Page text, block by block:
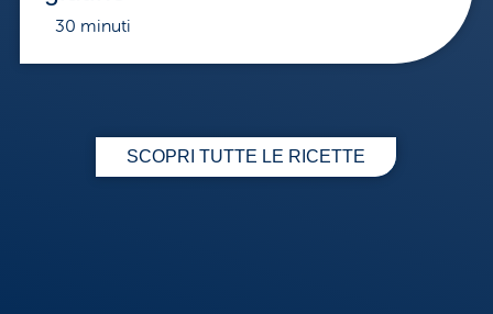
30 minuti
SCOPRI TUTTE LE RICETTE